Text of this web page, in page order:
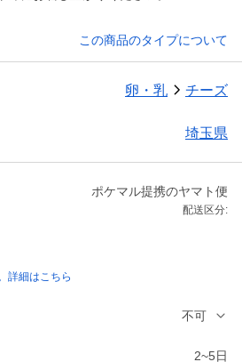
この商品のタイプについて
卵・乳 チーズ
埼玉県
ポケマル提携のヤマト便
配送区分:
詳細はこちら
不可
2~5日